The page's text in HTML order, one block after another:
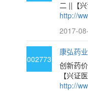
二 ||【
http://
2017-
002773
康弘药
创新药
【兴证
http://